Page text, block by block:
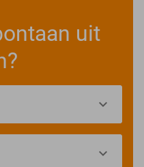
uit